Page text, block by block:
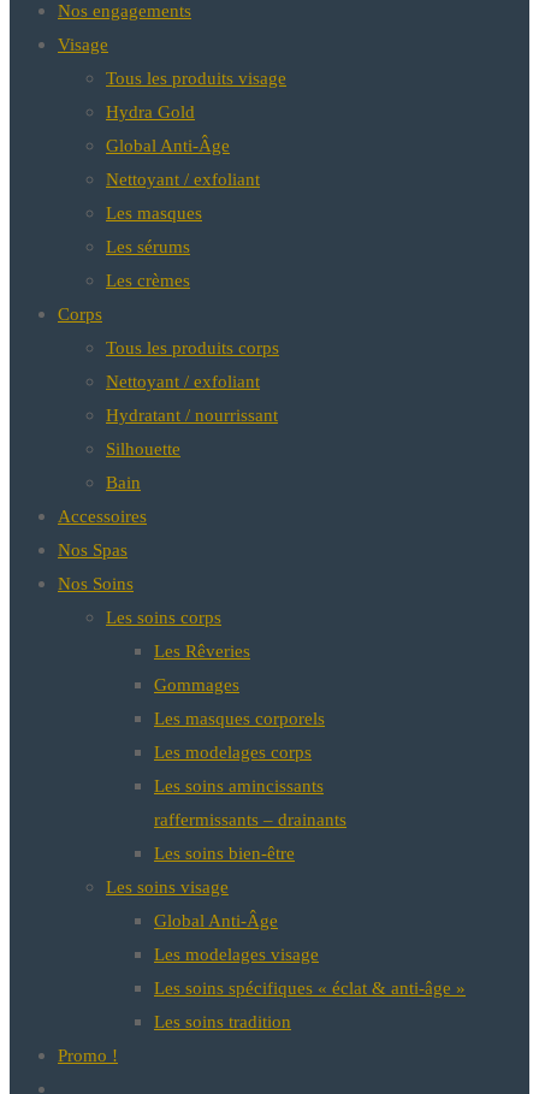
Nos engagements
Visage
Tous les produits visage
Hydra Gold
Global Anti-Âge
Nettoyant / exfoliant
Les masques
Les sérums
Les crèmes
Corps
Tous les produits corps
Nettoyant / exfoliant
Hydratant / nourrissant
Silhouette
Bain
Accessoires
Nos Spas
Nos Soins
Les soins corps
Les Rêveries
Gommages
Les masques corporels
Les modelages corps
Les soins amincissants
raffermissants – drainants
Les soins bien-être
Les soins visage
Global Anti-Âge
Les modelages visage
Les soins spécifiques « éclat & anti-âge »
Les soins tradition
Promo !